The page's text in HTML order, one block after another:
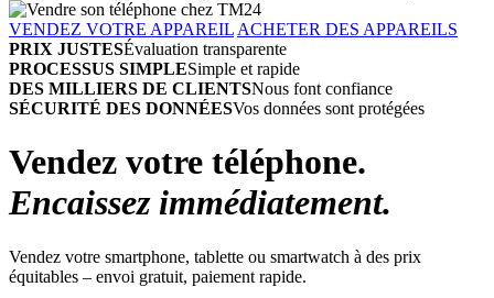
VENDEZ VOTRE APPAREIL ACHETER DES APPAREILS
PRIX JUSTESÉvaluation transparente
PROCESSUS SIMPLESimple et rapide
DES MILLIERS DE CLIENTSNous font confiance
SÉCURITÉ DES DONNÉESVos données sont protégées
Vendez votre téléphone.
Encaissez immédiatement.
Vendez votre smartphone, tablette ou smartwatch à des prix
équitables – envoi gratuit, paiement rapide.